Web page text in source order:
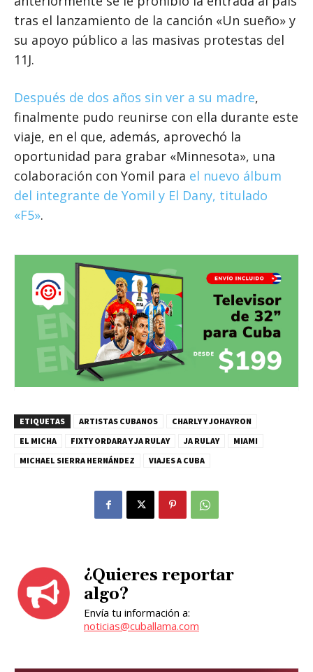
tras el lanzamiento de la canción «Un sueño» y
su apoyo público a las masivas protestas del
11J.
Después de dos años sin ver a su madre,
finalmente pudo reunirse con ella durante este
viaje, en el que, además, aprovechó la
oportunidad para grabar «Minnesota», una
colaboración con Yomil para el nuevo álbum
del integrante de Yomil y El Dany, titulado
«F5».
ETIQUETAS ARTISTAS CUBANOS
CHARLY Y JOHAYRON
EL MICHA
FIXTY ORDARA Y JA RULAY JA RULAY
MIAMI
MICHAEL SIERRA HERNÁNDEZ
VIAJES A CUBA
¿Quieres reportar
algo?
Envía tu información a:
noticias@cuballama.com